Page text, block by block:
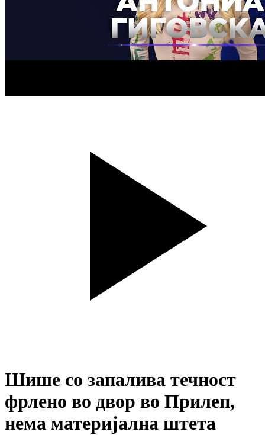
Шише со запалива течност
фрлено во двор во Прилеп,
нема материјална штета